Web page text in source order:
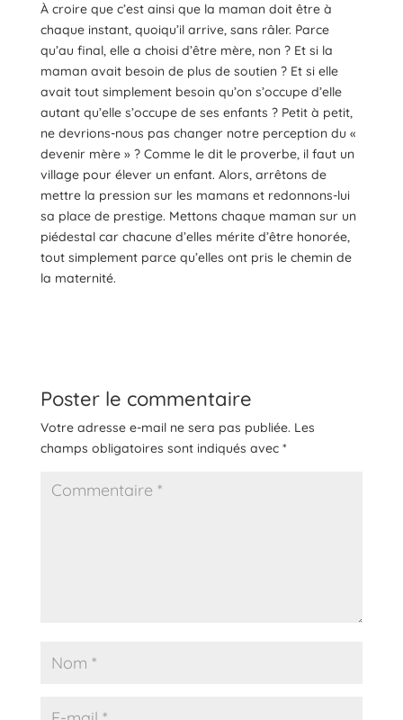
À croire que c’est ainsi que la maman doit être à
chaque instant, quoiqu’il arrive, sans râler. Parce
qu’au final, elle a choisi d’être mère, non ? Et si la
maman avait besoin de plus de soutien ? Et si elle
avait tout simplement besoin qu’on s’occupe d’elle
autant qu’elle s’occupe de ses enfants ? Petit à petit,
ne devrions-nous pas changer notre perception du «
devenir mère » ? Comme le dit le proverbe, il faut un
village pour élever un enfant. Alors, arrêtons de
mettre la pression sur les mamans et redonnons-lui
sa place de prestige. Mettons chaque maman sur un
piédestal car chacune d’elles mérite d’être honorée,
tout simplement parce qu’elles ont pris le chemin de
la maternité.
Poster le commentaire
Votre adresse e-mail ne sera pas publiée. Les
champs obligatoires sont indiqués avec *